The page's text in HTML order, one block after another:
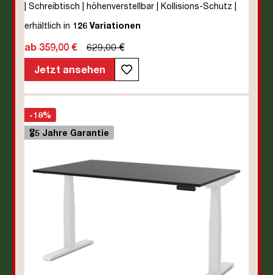
| Schreibtisch | höhenverstellbar | Kollisions-Schutz |
Elektrisch höhenverstellbar | Kindersicherung | Metall |
Herstellergarantie | unmontiert | TÜV© mobiles Arbeiten
| bis zu 80 kg | Y-Line | Steckertyp C
erhältlich in 126 Variationen
ab 359,00 €
629,00 €
Jetzt ansehen
-18%
🎖️5 Jahre Garantie